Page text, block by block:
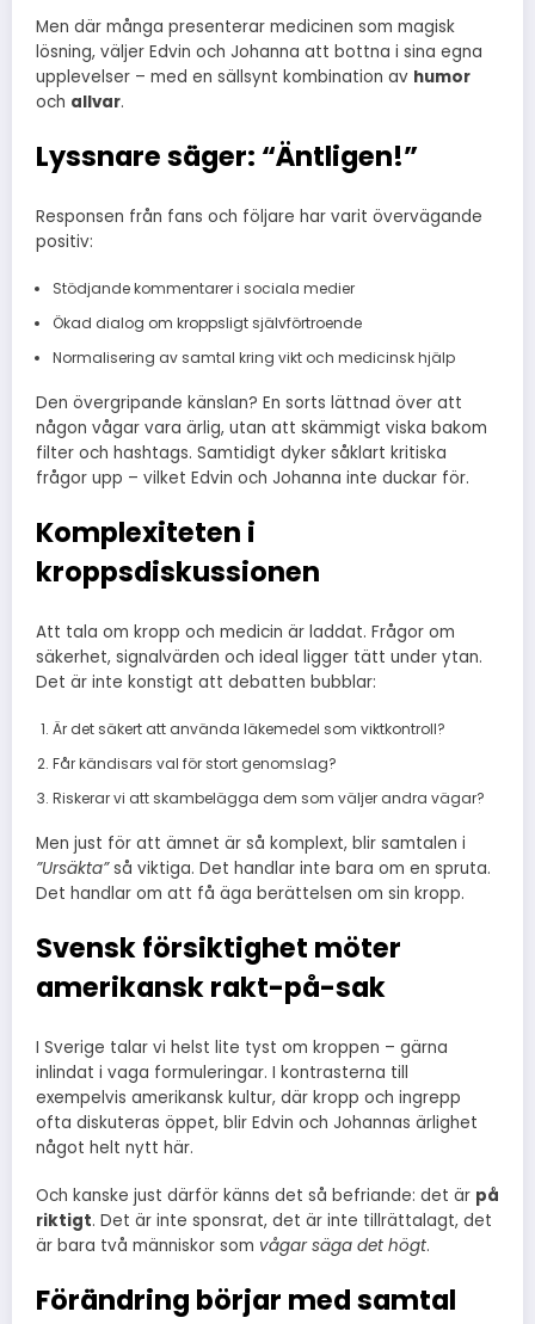
Men där många presenterar medicinen som magisk
lösning, väljer Edvin och Johanna att bottna i sina egna
upplevelser – med en sällsynt kombination av humor
och allvar.
Lyssnare säger: “Äntligen!”
Responsen från fans och följare har varit övervägande
positiv:
Stödjande kommentarer i sociala medier
Ökad dialog om kroppsligt självförtroende
Normalisering av samtal kring vikt och medicinsk hjälp
Den övergripande känslan? En sorts lättnad över att
någon vågar vara ärlig, utan att skämmigt viska bakom
filter och hashtags. Samtidigt dyker såklart kritiska
frågor upp – vilket Edvin och Johanna inte duckar för.
Komplexiteten i
kroppsdiskussionen
Att tala om kropp och medicin är laddat. Frågor om
säkerhet, signalvärden och ideal ligger tätt under ytan.
Det är inte konstigt att debatten bubblar:
Är det säkert att använda läkemedel som viktkontroll?
Får kändisars val för stort genomslag?
Riskerar vi att skambelägga dem som väljer andra vägar?
Men just för att ämnet är så komplext, blir samtalen i
”Ursäkta”så viktiga. Det handlar inte bara om en spruta.
Det handlar om att få äga berättelsen om sin kropp.
Svensk försiktighet möter
amerikansk rakt-på-sak
I Sverige talar vi helst lite tyst om kroppen – gärna
inlindat i vaga formuleringar. I kontrasterna till
exempelvis amerikansk kultur, där kropp och ingrepp
ofta diskuteras öppet, blir Edvin och Johannas ärlighet
något helt nytt här.
Och kanske just därför känns det så befriande: det är på
riktigt. Det är inte sponsrat, det är inte tillrättalagt, det
är bara två människor som vågar säga det högt.
Förändring börjar med samtal